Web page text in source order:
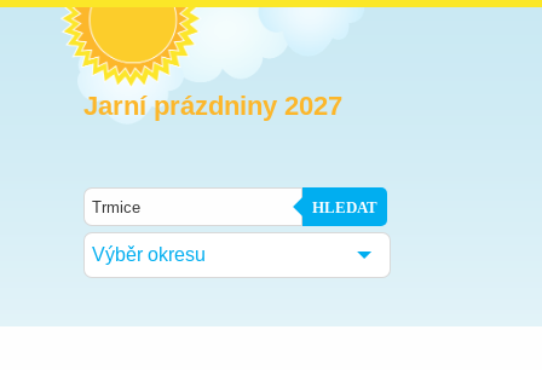
Jarní prázdniny 2027
HLEDAT
Výběr okresu